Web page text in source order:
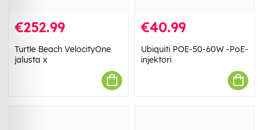
€252.99
Turtle Beach VelocityOne
jalusta x
€40.99
Ubiquiti POE-50-60W -PoE-
injektori